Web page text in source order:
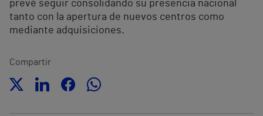
prevé seguir consolidando su presencia nacional
tanto con la apertura de nuevos centros como
mediante adquisiciones.
Compartir